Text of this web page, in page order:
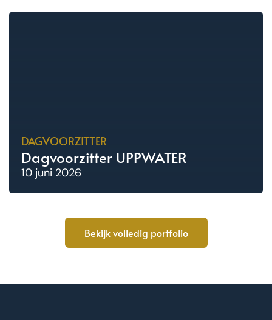
DAGVOORZITTER
Dagvoorzitter UPPWATER
10 juni 2026
Bekijk volledig portfolio